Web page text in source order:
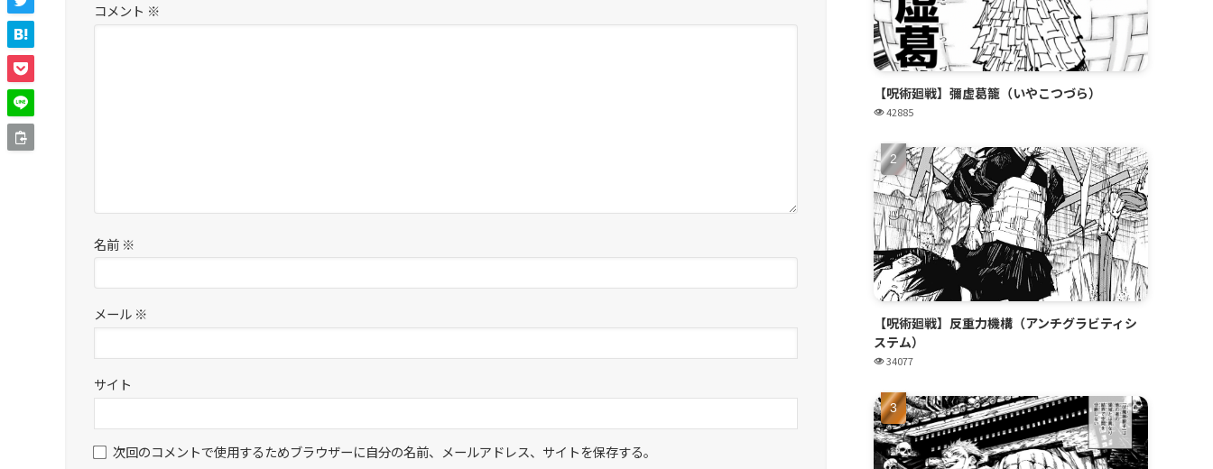
コメント ※
名前 ※
メール ※
サイト
次回のコメントで使用するためブラウザーに自分の名前、メールアドレス、サイトを保存する。
【呪術廻戦】彌虚葛籠（いやこつづら）
42885
【呪術廻戦】反重力機構（アンチグラビティシ
ステム）
34077